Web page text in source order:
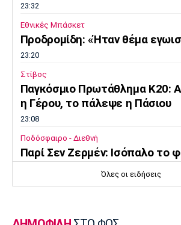
23:32
Εθνικές Μπάσκετ
Προδρομίδη: «Ήταν θέμα
23:20
Στίβος
Παγκόσμιο Πρωτάθλημα Κ20:
η Γέρου, το πάλεψε η Πάσιου
23:08
Ποδόσφαιρο - Διεθνή
Παρί Σεν Ζερμέν: Ισόπαλο το
Μάντσεστερ Γιουνάιτεντ
Σκωτία: «Δύο στα δύο» η Σεντ
Όλες οι ειδήσεις